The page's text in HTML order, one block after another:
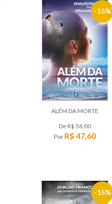
15%
ALÉM DA MORTE
De R$ 56,00
Por R$ 47,60
15%